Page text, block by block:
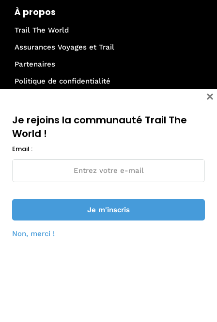
À propos
Trail The World
Assurances Voyages et Trail
Partenaires
Politique de confidentialité
Conditions Particulières de vente TTW
Conditions Générales de Vente TTW
Je rejoins la communauté Trail The
Je rejoins la communauté Trail The
World !
Email :
Non, merci !
×